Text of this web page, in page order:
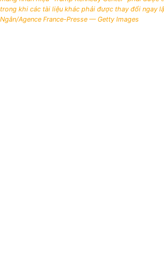
trong khi các tài liệu khác phải được thay đổi ngay
Ngân/Agence France-Presse — Getty Images